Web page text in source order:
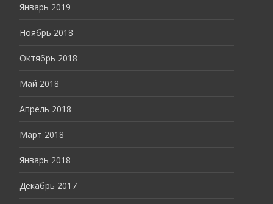
Январь 2019
Ноябрь 2018
Октябрь 2018
Май 2018
Апрель 2018
Март 2018
Январь 2018
Декабрь 2017